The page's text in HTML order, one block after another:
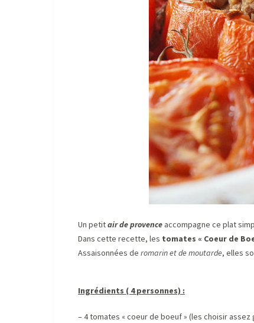
Un petitair de provence accompagne ce plat
Dans cette recette, les tomates « Coeur de
Assaisonnées de romarin et de moutarde, elles
Ingrédients ( 4 personnes) :
– 4 tomates « coeur de boeuf » (les choisir